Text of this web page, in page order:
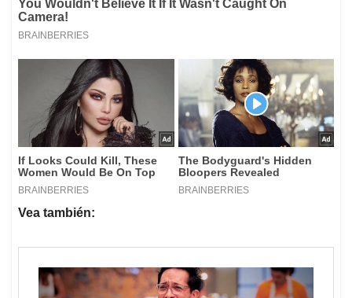
Vea también: